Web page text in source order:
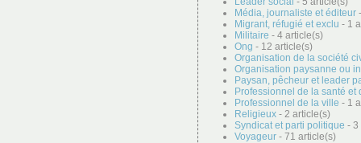
Média, journaliste et éditeur
Migrant, réfugié et exclu - 1
Militaire - 4 article(s)
Ong - 12 article(s)
Organisation de la société
Organisation paysanne ou
Paysan, pêcheur et leader
Professionnel de la santé et
Professionnel de la ville - 1
Religieux - 2 article(s)
Syndicat et parti politique - 3
Voyageur - 71 article(s)